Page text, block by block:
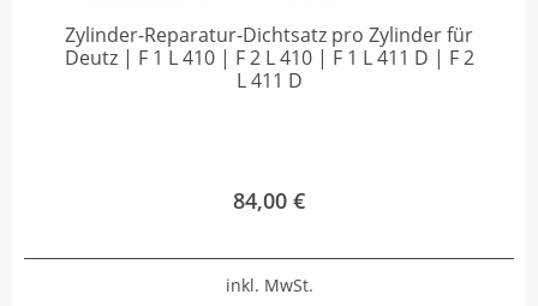
Zylinder-Reparatur-Dichtsatz pro Zylinder für
Deutz | F 1 L 410 | F 2 L 410 | F 1 L 411 D | F 2
L 411 D
84,00 €
inkl. MwSt.